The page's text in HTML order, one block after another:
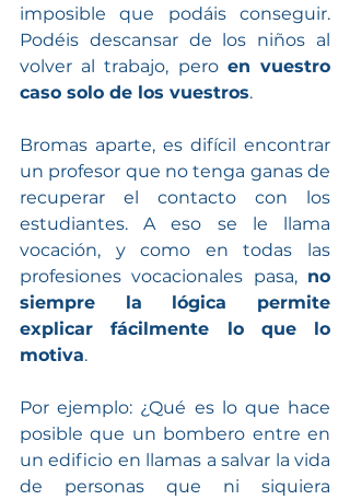
imposible que podáis conseguir.
Podéis descansar de los niños al
volver al trabajo, pero en vuestro
caso solo de los vuestros.
Bromas aparte, es difícil encontrar
un profesor que no tenga ganas de
recuperar el contacto con los
estudiantes. A eso se le llama
vocación, y como en todas las
profesiones vocacionales pasa, no
siempre la lógica permite
explicar fácilmente lo que lo
motiva.
Por ejemplo: ¿Qué es lo que hace
posible que un bombero entre en
un edificio en llamas a salvar la vida
de personas que ni siquiera